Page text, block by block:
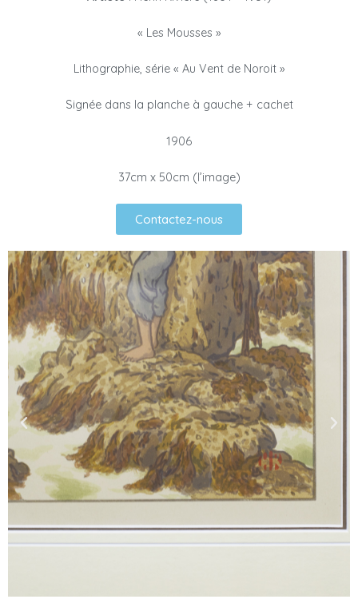
« Les Mousses »
Lithographie, série « Au Vent de Noroit »
Signée dans la planche à gauche + cachet
1906
37cm x 50cm (l’image)
Contactez-nous